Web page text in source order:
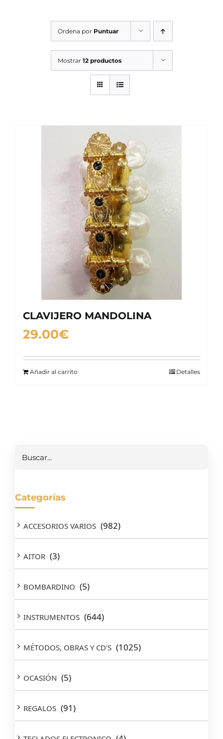
SERVICIOS TALLER
OCASIÓN
Ordena por Puntuar
Mostrar 12 productos
CLAVIJERO MANDOLINA
29.00€
Añadir al carrito Detalles
Categorías
ACCESORIOS VARIOS (982)
AITOR (3)
BOMBARDINO (5)
INSTRUMENTOS (644)
MÉTODOS, OBRAS Y CD'S (1025)
OCASIÓN (5)
REGALOS (91)